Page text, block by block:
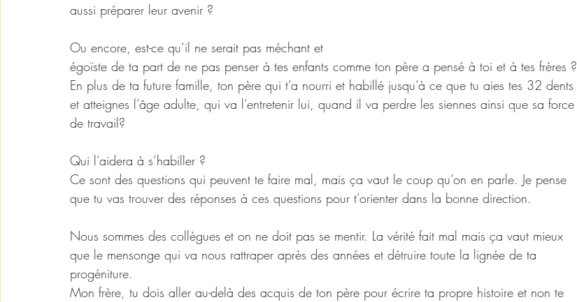
aussi préparer leur avenir ?
Ou encore, est-ce qu’il ne serait pas méchant et
égoïste de ta part de ne pas penser à tes enfants comme ton père a pensé à toi et à tes frères ?
En plus de ta future famille, ton père qui t’a nourri et habillé jusqu’à ce que tu aies tes 32 dents
et atteignes l’âge adulte, qui va l’entretenir lui, quand il va perdre les siennes ainsi que sa force
de travail?
Qui l’aidera à s’habiller ?
Ce sont des questions qui peuvent te faire mal, mais ça vaut le coup qu’on en parle. Je pense
que tu vas trouver des réponses à ces questions pour t’orienter dans la bonne direction.
Nous sommes des collègues et on ne doit pas se mentir. La vérité fait mal mais ça vaut mieux
que le mensonge qui va nous rattraper après des années et détruire toute la lignée de ta
progéniture.
Mon frère, tu dois aller au-delà des acquis de ton père pour écrire ta propre histoire et non te